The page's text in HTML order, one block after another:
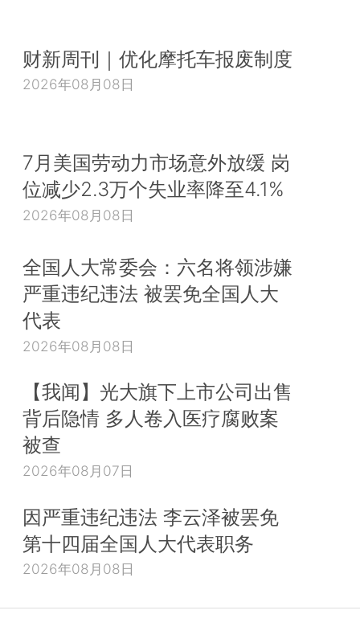
财新周刊｜优化摩托车报废制度
2026年08月08日
7月美国劳动力市场意外放缓 岗
位减少2.3万个失业率降至4.1%
2026年08月08日
全国人大常委会：六名将领涉嫌
严重违纪违法 被罢免全国人大
代表
2026年08月08日
【我闻】光大旗下上市公司出售
背后隐情 多人卷入医疗腐败案
被查
2026年08月07日
因严重违纪违法 李云泽被罢免
第十四届全国人大代表职务
2026年08月08日